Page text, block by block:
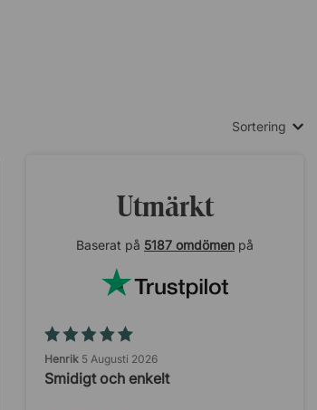
Sortering
Utmärkt
Baserat på 5187 omdömen på
Henrik 5 Augusti 2026
Smidigt och enkelt